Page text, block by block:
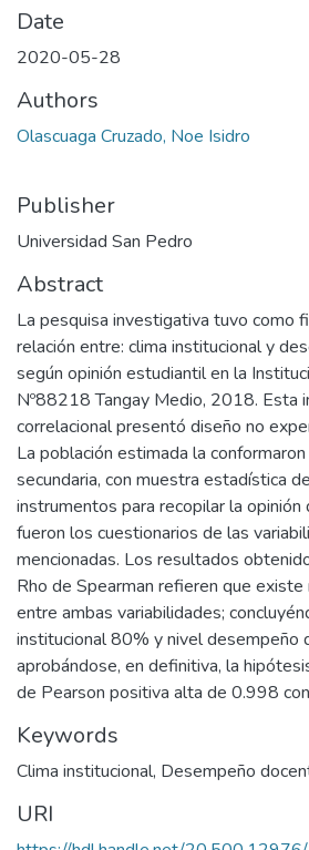
Date
2020-05-28
Authors
Olascuaga Cruzado, Noe Isidro
Publisher
Universidad San Pedro
Abstract
La pesquisa investigativa tuvo como
relación entre: clima institucional y
según opinión estudiantil en la
Nº88218 Tangay Medio, 2018. Esta
correlacional presentó diseño no
La población estimada la
secundaria, con muestra estadística
instrumentos para recopilar la
fueron los cuestionarios de las
mencionadas. Los resultados
Rho de Spearman refieren que existe
entre ambas variabilidades;
institucional 80% y nivel desempeño
aprobándose, en definitiva, la
de Pearson positiva alta de 0.998
Keywords
Clima institucional, Desempeño
URI